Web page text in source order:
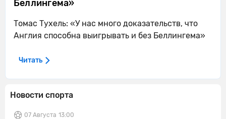
Новости спорта
07 Августа 13:00
Беллингема»
Томас Тухель: «У нас много доказательств, что
Англия способна выигрывать и без Беллингема»
Читать